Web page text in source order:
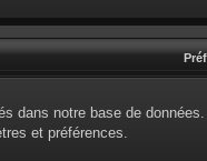
dans notre base de
et préférences.